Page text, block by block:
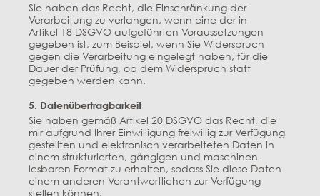
Sie haben das Recht, die Einschränkung der
Verarbeitung zu verlangen, wenn eine der in
Artikel 18 DSGVO aufgeführten Voraussetzungen
gegeben ist, zum Beispiel, wenn Sie Widerspruch
gegen die Verarbeitung eingelegt haben, für die
Dauer der Prüfung, ob dem Widerspruch statt
gegeben werden kann.
5. Datenübertragbarkeit
Sie haben gemäß Artikel 20 DSGVO das Recht, die
mir aufgrund Ihrer Einwilligung freiwillig zur Verfügung
gestellten und elektronisch verarbeiteten Daten in
einem strukturierten, gängigen und maschinen-
lesbaren Format zu erhalten, sodass Sie diese Daten
einem anderen Verantwortlichen zur Verfügung
stellen können.